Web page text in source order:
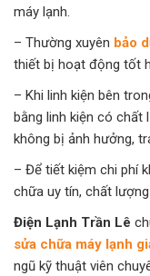
máy lạnh.
– Thường xuyên bảo
thiết bị hoạt động tốt
– Khi linh kiện bên
bằng linh kiện có
không bị ảnh hưởng,
– Để tiết kiệm chi phí
chữa uy tín, chất
Điện Lạnh Trần Lê
sửa chữa máy lạnh
ngũ kỹ thuật viên